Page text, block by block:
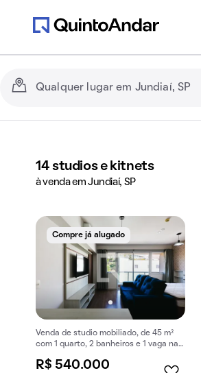
14 studios e kitnets
à venda em Jundiaí, SP
Compre já alugado
Venda de studio mobiliado, de 45 m²
com 1 quarto, 2 banheiros e 1 vaga na
R$ 540.000